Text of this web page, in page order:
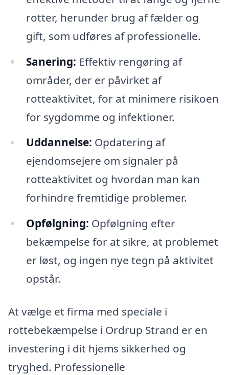
rotter, herunder brug af fælder og
gift, som udføres af professionelle.
Sanering: Effektiv rengøring af
områder, der er påvirket af
rotteaktivitet, for at minimere risikoen
for sygdomme og infektioner.
Uddannelse: Opdatering af
ejendomsejere om signaler på
rotteaktivitet og hvordan man kan
forhindre fremtidige problemer.
Opfølgning: Opfølgning efter
bekæmpelse for at sikre, at problemet
er løst, og ingen nye tegn på aktivitet
opstår.
At vælge et firma med speciale i
rottebekæmpelse i Ordrup Strand er en
investering i dit hjems sikkerhed og
tryghed. Professionelle